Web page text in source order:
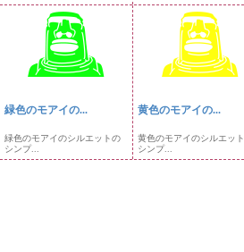
緑色のモアイの...
緑色のモアイのシルエットの
シンプ...
黄色のモアイの...
黄色のモアイのシルエッ
シンプ...